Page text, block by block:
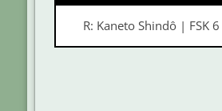
R: Kaneto Shindô | FSK